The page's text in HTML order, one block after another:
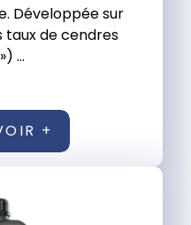
Développée sur
taux de cendres
...
+